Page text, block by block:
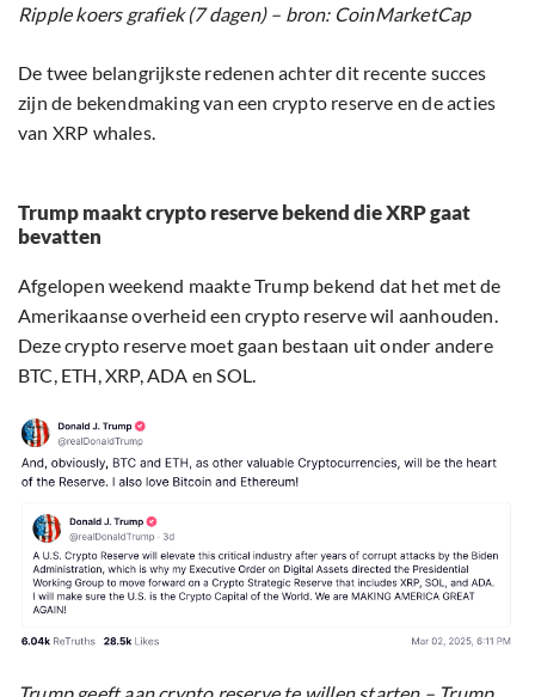
Ripple koers grafiek (7 dagen) – bron: CoinMarketCap
De twee belangrijkste redenen achter dit recente succes
zijn de bekendmaking van een crypto reserve en de acties
van XRP whales.
Trump maakt crypto reserve bekend die XRP gaat
bevatten
Afgelopen weekend maakte Trump bekend dat het met de
Amerikaanse overheid een crypto reserve wil aanhouden.
Deze crypto reserve moet gaan bestaan uit onder andere
BTC, ETH, XRP, ADA en SOL.